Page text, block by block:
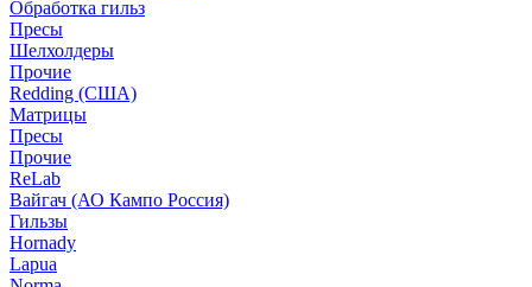
Обработка гильз
Пресы
Шелхолдеры
Прочие
Redding (США)
Матрицы
Пресы
Прочие
ReLab
Вайгач (АО Кампо Россия)
Гильзы
Hornady
Lapua